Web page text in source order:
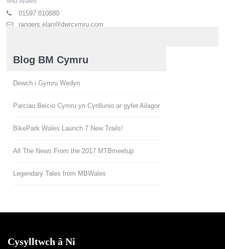
01597 810880
rangers.elan@dwrcymru.com
Blog BM Cymru
Dewch i Gymru Wedyn
Parciau Beicio Cymru yn Cynllunio ar gyfer Ailagor
BikePark Wales Launch 7 New Trails!
All The News From the 2017 MTBmeetup
Legendary Tales from MBWales
Cysylltwch â Ni